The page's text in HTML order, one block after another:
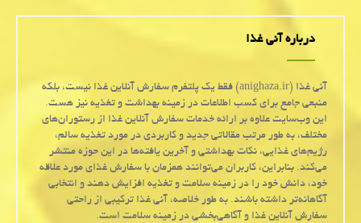
درباره آنی غذا
آنی غذا (anighaza.ir) فقط یک پلتفرم سفارش آنلاین غذا نیست، بلکه
منبعی جامع برای کسب اطلاعات در زمینه بهداشت و تغذیه نیز هست.
این وب‌سایت علاوه بر ارائه خدمات سفارش آنلاین غذا از رستوران‌های
مختلف، به طور مرتب مقالاتی جدید و کاربردی در مورد تغذیه سالم،
رژیم‌های غذایی، نکات بهداشتی و آخرین یافته‌ها در این حوزه منتشر
می‌کند. بنابراین، کاربران می‌توانند همزمان با سفارش غذای مورد علاقه
خود، دانش خود را در زمینه سلامت و تغذیه افزایش دهند و انتخابی
آگاهانه‌تر داشته باشند. به طور خلاصه، آنی غذا ترکیبی از راحتی
سفارش آنلاین غذا و آگاهی‌بخشی در زمینه سلامت است.